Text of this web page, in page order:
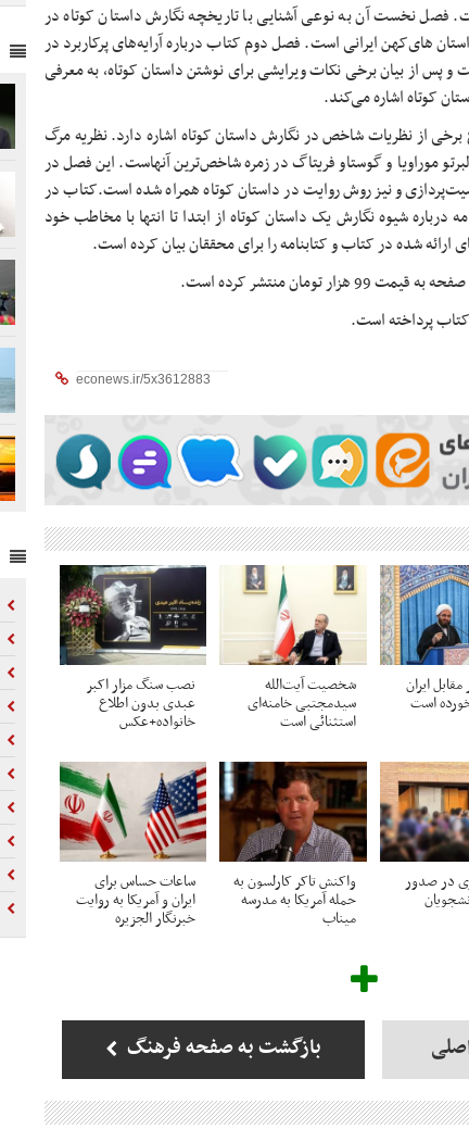
نخست آن به نوعی آشنایی با تاریخچه نگارش داستان کوتاه در
های‌کهن ایرانی است. فصل دوم کتاب درباره آرایه‌های پرکاربرد در
پس از بیان برخی نکات ویرایشی برای نوشتن داستان کوتاه، به معرفی
کوتاه اشاره می‌کند.
از نظریات شاخص در نگارش داستان کوتاه اشاره دارد. نظریه مرگ
موراویا و گوستاو فریتاگ در زمره شاخص‌ترین آنهاست. این فصل در
و نیز روش روایت در داستان کوتاه همراه شده است.کتاب در
شیوه نگارش یک داستان کوتاه از ابتدا تا انتها با مخاطب خود
ارائه شده در کتاب و کتابنامه را برای محققان بیان کرده است.
پرداخته است.
ایران
است
شخصیت آیت‌الله
سیدمجتبی خامنه‌ای
استثنائی است
نصب سنگ مزار اکبر
عبدی بدون اطلاع
خانواده+عکس
در صدور واکنش تاکر کارلسون به
حمله آمریکا به مدرسه
میناب
ساعات حساس برای
ایران و آمریکا به روایت
خبرنگار الجزیره
بازگشت به صفحه فرهنگ